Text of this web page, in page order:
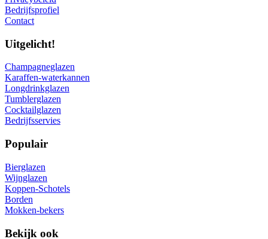
Bedrijfsprofiel
Contact
Uitgelicht!
Champagneglazen
Karaffen-waterkannen
Longdrinkglazen
Tumblerglazen
Cocktailglazen
Bedrijfsservies
Populair
Bierglazen
Wijnglazen
Koppen-Schotels
Borden
Mokken-bekers
Bekijk ook